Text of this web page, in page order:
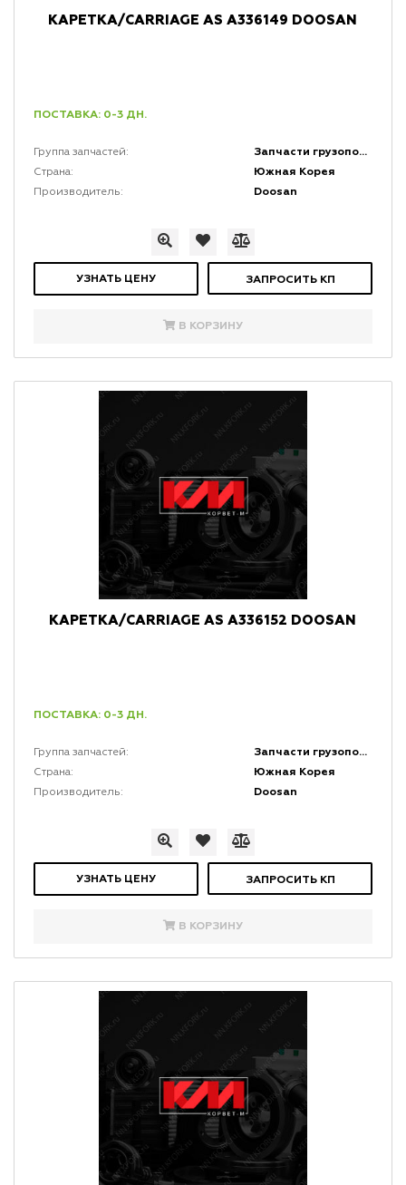
КАРЕТКА/CARRIAGE AS A336149 DOOSAN
ПОСТАВКА: 0-3 ДН.
Группа запчастей: Запчасти грузоподъемной мачты и каретки
Страна: Южная Корея
Производитель: Doosan
УЗНАТЬ ЦЕНУ ЗАПРОСИТЬ КП
В КОРЗИНУ
КАРЕТКА/CARRIAGE AS A336152 DOOSAN
ПОСТАВКА: 0-3 ДН.
Группа запчастей: Запчасти грузоподъемной мачты и каретки
Страна: Южная Корея
Производитель: Doosan
УЗНАТЬ ЦЕНУ ЗАПРОСИТЬ КП
В КОРЗИНУ